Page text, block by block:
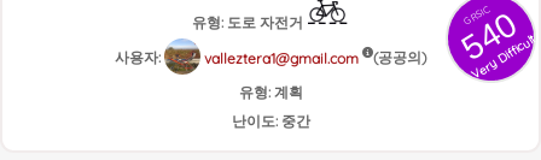
GRSIC
540
Very Difficult
유형: 도로 자전거
사용자:
valleztera1@gmail.com
(공공의)
유형: 계획
난이도: 중간